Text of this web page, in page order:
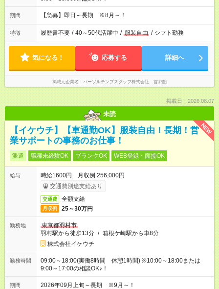
期間 【急募】即日～長期 ※8月～！
特徴 履歴書不要 / 40～50代活躍中 / 服装自由 / シフト勤務
気になる！ 応募する 詳細へ
掲載元企業名 パーソルテンプスタッフ株式会社 首都圏
掲載日：2026.08.07
未読
NEW
【イケウチ】【車通勤OK】服装自由！長期！営
業サポートの事務のお仕事！
派遣 職種未経験OK ブランクOK WEB登録・面接OK
給与
時給1600円 月収例 256,000円
交通費別途支給あり
交通費 全額支給
月収例 25～30万円
勤務地
東京都羽村市
羽村駅から徒歩13分 / 箱根ケ崎駅から車8分
株式会社イケウチ
勤務時間
09:00～18:00(実働8時間 休憩1時間) ※10:00～18:00または
9:00～17:00の相談OK♪！
期間 2026年09月上旬～長期 ※9月～！